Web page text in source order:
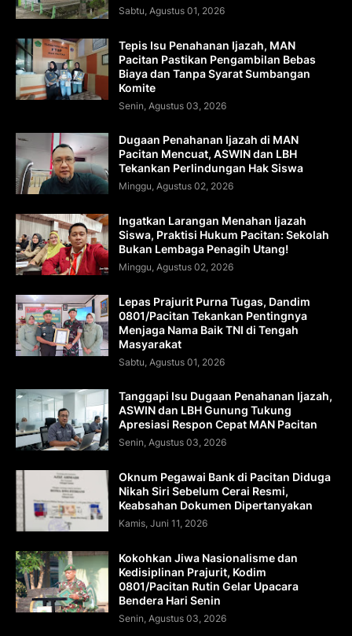
Sabtu, Agustus 01, 2026
Tepis Isu Penahanan Ijazah, MAN
Pacitan Pastikan Pengambilan Bebas
Biaya dan Tanpa Syarat Sumbangan
Komite
Senin, Agustus 03, 2026
Dugaan Penahanan Ijazah di MAN
Pacitan Mencuat, ASWIN dan LBH
Tekankan Perlindungan Hak Siswa
Minggu, Agustus 02, 2026
Ingatkan Larangan Menahan Ijazah
Siswa, Praktisi Hukum Pacitan: Sekolah
Bukan Lembaga Penagih Utang!
Minggu, Agustus 02, 2026
Lepas Prajurit Purna Tugas, Dandim
0801/Pacitan Tekankan Pentingnya
Menjaga Nama Baik TNI di Tengah
Masyarakat
Sabtu, Agustus 01, 2026
Tanggapi Isu Dugaan Penahanan Ijazah,
ASWIN dan LBH Gunung Tukung
Apresiasi Respon Cepat MAN Pacitan
Senin, Agustus 03, 2026
Oknum Pegawai Bank di Pacitan Diduga
Nikah Siri Sebelum Cerai Resmi,
Keabsahan Dokumen Dipertanyakan
Kamis, Juni 11, 2026
Kokohkan Jiwa Nasionalisme dan
Kedisiplinan Prajurit, Kodim
0801/Pacitan Rutin Gelar Upacara
Bendera Hari Senin
Senin, Agustus 03, 2026